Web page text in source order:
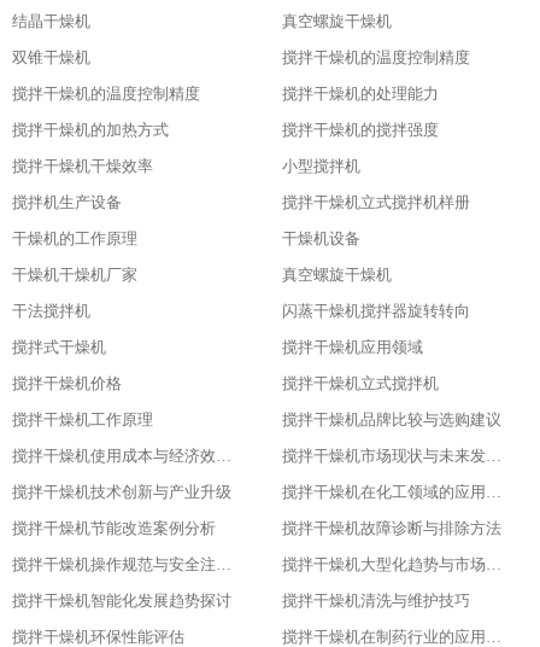
结晶干燥机
真空螺旋干燥机
双锥干燥机
搅拌干燥机的温度控制精度
搅拌干燥机的温度控制精度
搅拌干燥机的处理能力
搅拌干燥机的加热方式
搅拌干燥机的搅拌强度
搅拌干燥机干燥效率
小型搅拌机
搅拌机生产设备
搅拌干燥机立式搅拌机样册
干燥机的工作原理
干燥机设备
干燥机干燥机厂家
真空螺旋干燥机
干法搅拌机
闪蒸干燥机搅拌器旋转转向
搅拌式干燥机
搅拌干燥机应用领域
搅拌干燥机价格
搅拌干燥机立式搅拌机
搅拌干燥机工作原理
搅拌干燥机品牌比较与选购建议
搅拌干燥机使用成本与经济效益分析
搅拌干燥机市场现状与未来发展趋势
搅拌干燥机技术创新与产业升级
搅拌干燥机在化工领域的应用实践
搅拌干燥机节能改造案例分析
搅拌干燥机故障诊断与排除方法
搅拌干燥机操作规范与安全注意事项
搅拌干燥机大型化趋势与市场应用
搅拌干燥机智能化发展趋势探讨
搅拌干燥机清洗与维护技巧
搅拌干燥机环保性能评估
搅拌干燥机在制药行业的应用与优化